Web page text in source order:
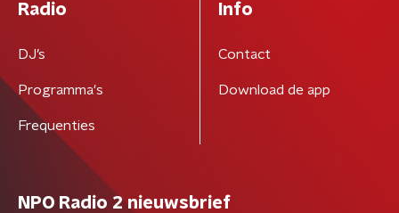
Radio
DJ’s
Programma's
Frequenties
Info
Contact
Download de app
NPO Radio 2 nieuwsbrief